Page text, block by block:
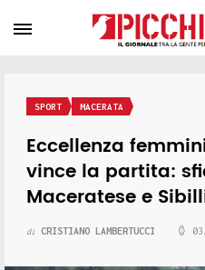
SPORT MACERATA
Eccellenza
vince la partita:
Maceratese e
di CRISTIANO LAMBERTUCCI